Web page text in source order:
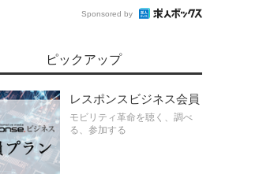
Sponsored by
ピックアップ
レスポンスビジネス会員
モビリティ革命を聴く、調べ
る、参加する